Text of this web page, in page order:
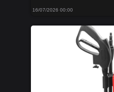
16/07/2026 00:00